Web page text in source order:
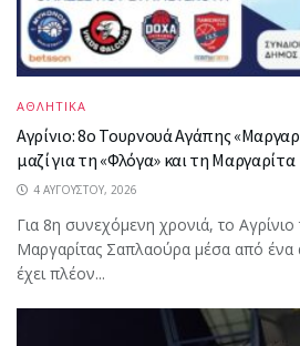
ΑΘΛΗΤΙΚΑ
Αγρίνιο: 8ο Τουρνουά Αγάπης
μαζί για τη «Φλόγα» και τη Μαργαρίτα
4 ΑΥΓΟΎΣΤΟΥ, 2026
Για 8η συνεχόμενη χρονιά, το Αγρίνιο
Μαργαρίτας Σαπλαούρα μέσα από ένα
έχει πλέον...